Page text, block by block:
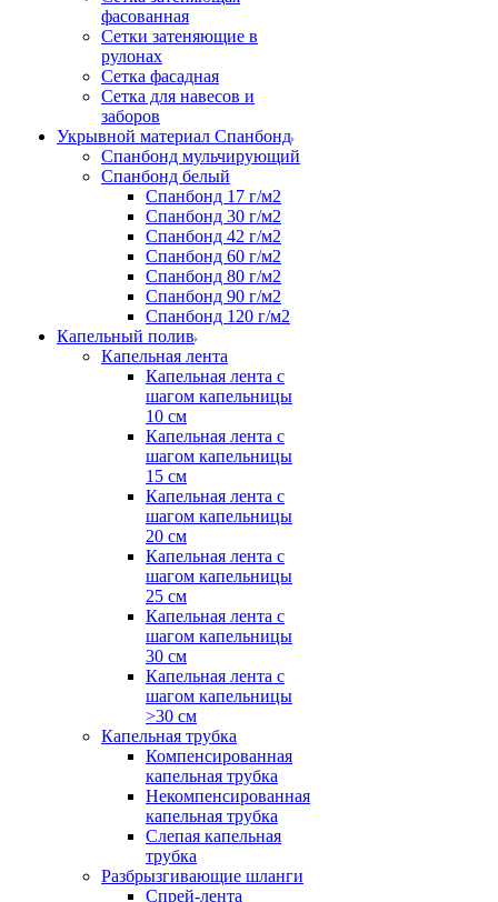
фасованная
Сетки затеняющие в
рулонах
Сетка фасадная
Сетка для навесов и
заборов
Укрывной материал Спанбонд
Спанбонд мульчирующий
Спанбонд белый
Спанбонд 17 г/м2
Спанбонд 30 г/м2
Спанбонд 42 г/м2
Спанбонд 60 г/м2
Спанбонд 80 г/м2
Спанбонд 90 г/м2
Спанбонд 120 г/м2
Капельный полив
Капельная лента
Капельная лента с
шагом капельницы
10 см
Капельная лента с
шагом капельницы
15 см
Капельная лента с
шагом капельницы
20 см
Капельная лента с
шагом капельницы
25 см
Капельная лента с
шагом капельницы
30 см
Капельная лента с
шагом капельницы
>30 см
Капельная трубка
Компенсированная
капельная трубка
Некомпенсированная
капельная трубка
Слепая капельная
трубка
Разбрызгивающие шланги
Спрей-лента